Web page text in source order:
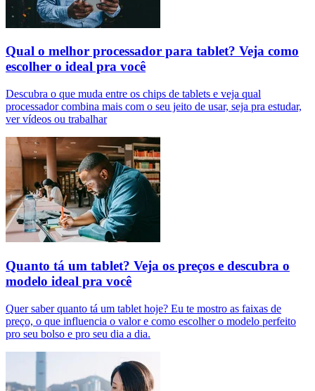
Qual o melhor processador para tablet? Veja como
escolher o ideal pra você
Descubra o que muda entre os chips de tablets e veja qual
processador combina mais com o seu jeito de usar, seja pra estudar,
ver vídeos ou trabalhar
Quanto tá um tablet? Veja os preços e descubra o
modelo ideal pra você
Quer saber quanto tá um tablet hoje? Eu te mostro as faixas de
preço, o que influencia o valor e como escolher o modelo perfeito
pro seu bolso e pro seu dia a dia.